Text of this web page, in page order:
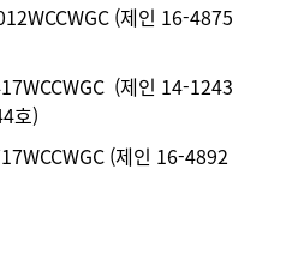
(제인 16-4875
(제인 14-1243
호)
(제인 16-4892